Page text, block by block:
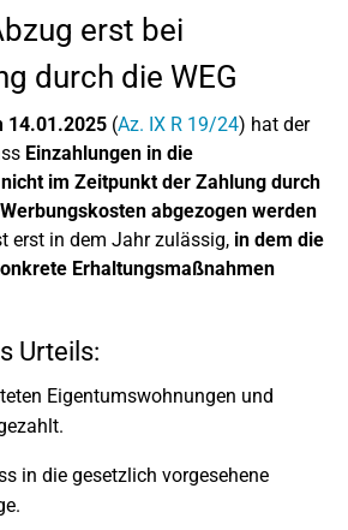
erst bei
durch die WEG
14.01.2025 (Az. IX R 19/24) hat der
Einzahlungen in die
im Zeitpunkt der Zahlung durch
abgezogen werden
erst in dem Jahr zulässig, in dem die
Erhaltungsmaßnahmen
Urteils:
Eigentumswohnungen und
in die gesetzlich vorgesehene